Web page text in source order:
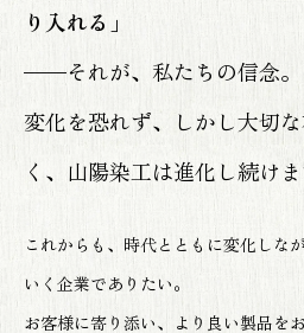
り入れる」
——それが、私たちの信念。
変化を恐れず、しかし大切
く、山陽染工は進化し続けま
これからも、時代とともに変化しな
いく企業でありたい。
お客様に寄り添い、より良い製品を